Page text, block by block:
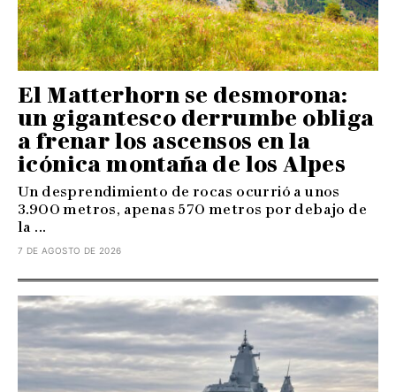
El Matterhorn se desmorona:
un gigantesco derrumbe obliga
a frenar los ascensos en la
icónica montaña de los Alpes
Un desprendimiento de rocas ocurrió a unos
3.900 metros, apenas 570 metros por debajo de
la ...
7 DE AGOSTO DE 2026